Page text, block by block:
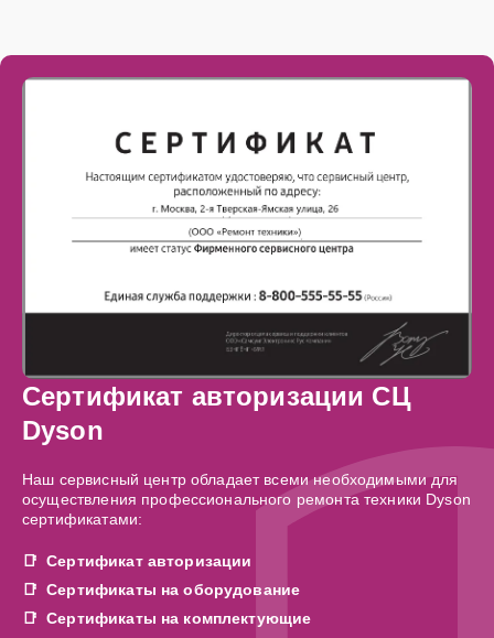
Сертификат авторизации СЦ
Dyson
Наш сервисный центр обладает всеми необходимыми для
осуществления профессионального ремонта техники Dyson
сертификатами:
Сертификат авторизации
Сертификаты на оборудование
Сертификаты на комплектующие